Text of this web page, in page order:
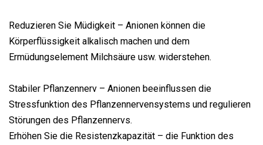
Reduzieren Sie Müdigkeit – Anionen können die
Körperflüssigkeit alkalisch machen und dem
Ermüdungselement Milchsäure usw. widerstehen.
Stabiler Pflanzennerv – Anionen beeinflussen die
Stressfunktion des Pflanzennervensystems und regulieren
Störungen des Pflanzennervs.
Erhöhen Sie die Resistenzkapazität – die Funktion des